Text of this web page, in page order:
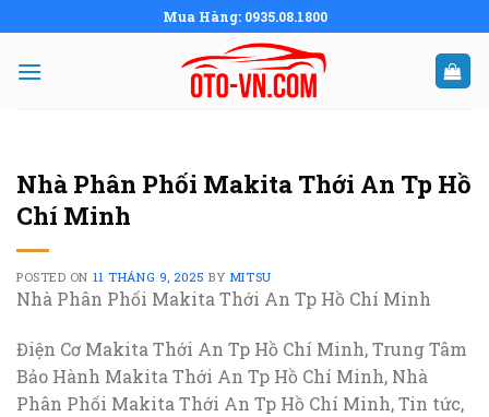
to
content
Mua Hàng: 0935.08.1800
Nhà Phân Phối Makita Thới An Tp Hồ
Chí Minh
POSTED ON 11 THÁNG 9, 2025 BY MITSU
Nhà Phân Phối Makita Thới An Tp Hồ Chí Minh
Điện Cơ Makita Thới An Tp Hồ Chí Minh, Trung Tâm
Bảo Hành Makita Thới An Tp Hồ Chí Minh, Nhà
Phân Phối Makita Thới An Tp Hồ Chí Minh, Tin tức,